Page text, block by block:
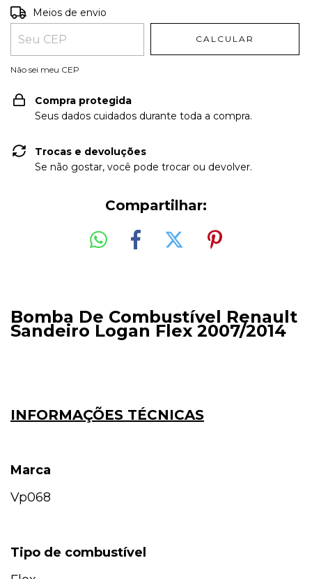
Entregas para o CEP:
Meios de envio
CALCULAR
Não sei meu CEP
Compra protegida
Seus dados cuidados durante toda a compra.
Trocas e devoluções
Se não gostar, você pode trocar ou devolver.
Compartilhar:
Bomba De Combustível Renault
Sandeiro Logan Flex 2007/2014
INFORMAÇÕES TÉCNICAS
Marca
Vp068
Tipo de combustível